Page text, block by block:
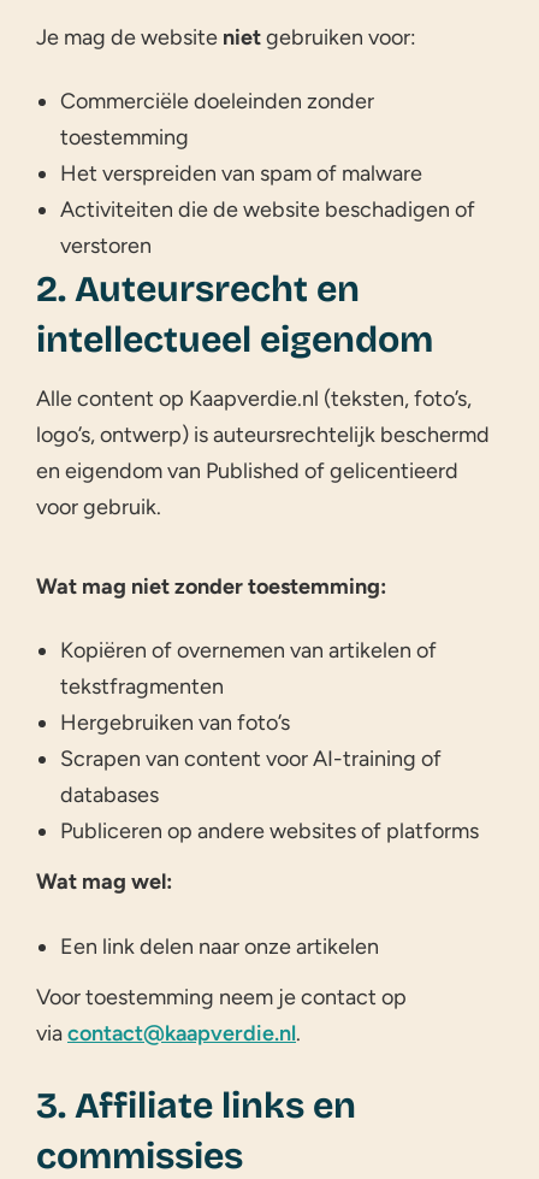
Je mag de website nietgebruiken voor:
Commerciële doeleinden zonder
toestemming
Het verspreiden van spam of malware
Activiteiten die de website beschadigen of
verstoren
2. Auteursrecht en
intellectueel eigendom
Alle content op Kaapverdie.nl (teksten, foto’s,
logo’s, ontwerp) is auteursrechtelijk beschermd
en eigendom van Published of gelicentieerd
voor gebruik.
Wat mag niet zonder toestemming:
Kopiëren of overnemen van artikelen of
tekstfragmenten
Hergebruiken van foto’s
Scrapen van content voor AI-training of
databases
Publiceren op andere websites of platforms
Wat mag wel:
Een link delen naar onze artikelen
Voor toestemming neem je contact op
viacontact@kaapverdie.nl.
3. Affiliate links en
commissies